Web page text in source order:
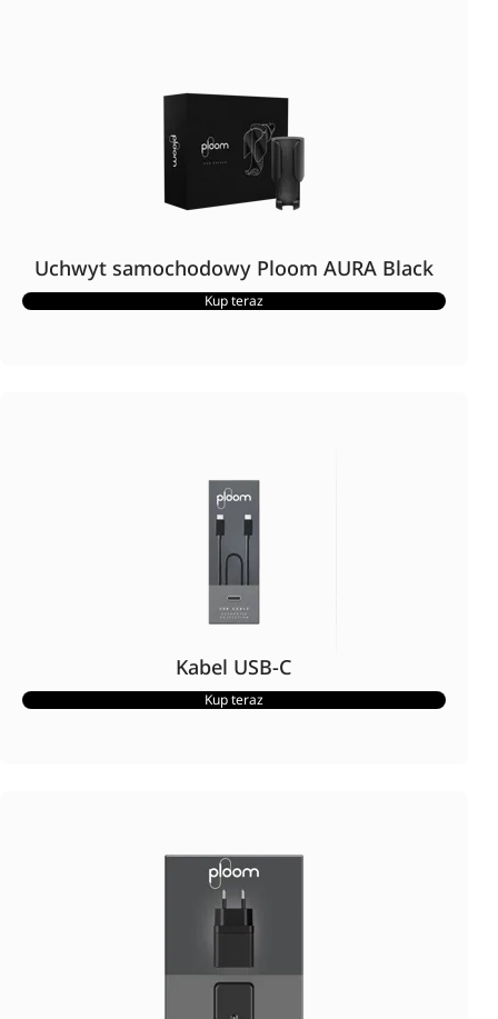
Uchwyt samochodowy Ploom AURA Black
Kup teraz
Kabel USB-C
Kup teraz